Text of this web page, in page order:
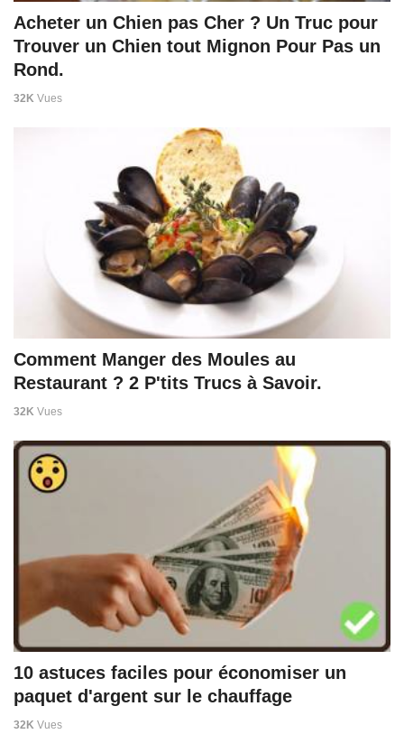
Acheter un Chien pas Cher ? Un Truc pour
Trouver un Chien tout Mignon Pour Pas un
Rond.
32K Vues
Comment Manger des Moules au
Restaurant ? 2 P'tits Trucs à Savoir.
32K Vues
10 astuces faciles pour économiser un
paquet d'argent sur le chauffage
32K Vues